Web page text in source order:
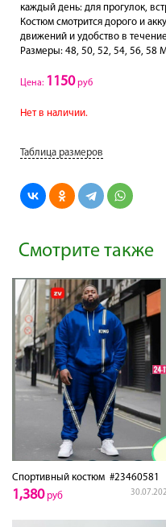
каждый день: для прогулок,
Костюм смотрится дорого и
движений и удобство в
Размеры: 48, 50, 52, 54, 56, 58
Цена: 1150руб
Нет в наличии.
Таблица размеров
Смотрите также
Спортивный костюм #23460581
1,380руб